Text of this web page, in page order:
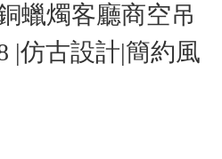
蠟燭客廳商空吊
|仿古設計|簡約風